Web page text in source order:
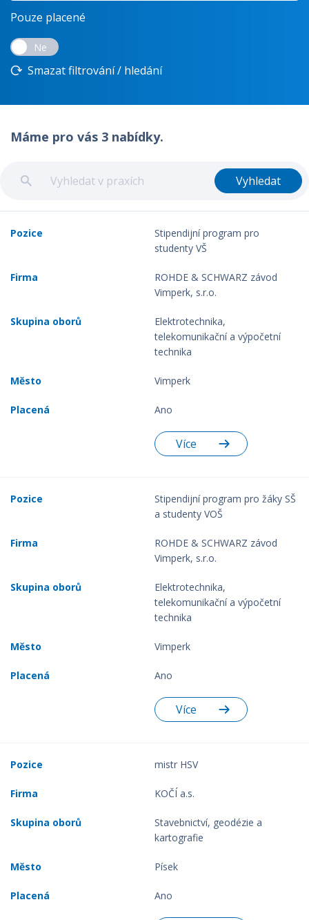
Pouze placené
Ne
Smazat filtrování / hledání
Máme pro vás 3 nabídky.
Vyhledat
Stipendijní program pro
studenty VŠ
ROHDE & SCHWARZ závod
Vimperk, s.r.o.
Elektrotechnika,
telekomunikační a výpočetní
technika
Vimperk
Ano
Více
Stipendijní program pro žáky SŠ
a studenty VOŠ
ROHDE & SCHWARZ závod
Vimperk, s.r.o.
Elektrotechnika,
telekomunikační a výpočetní
technika
Vimperk
Ano
Více
mistr HSV
KOČÍ a.s.
Stavebnictví, geodézie a
kartografie
Písek
Ano